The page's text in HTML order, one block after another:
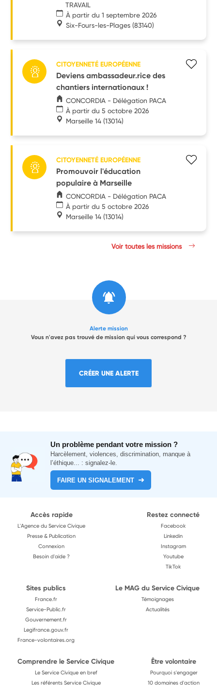
TRAVAIL
À partir du 1 septembre 2026
Six-Fours-les-Plages (83140)
CITOYENNETÉ EUROPÉENNE
Deviens ambassadeur.rice des
chantiers internationaux !
CONCORDIA - Délégation PACA
À partir du 5 octobre 2026
Marseille 14 (13014)
CITOYENNETÉ EUROPÉENNE
Promouvoir l'éducation
populaire à Marseille
CONCORDIA - Délégation PACA
À partir du 5 octobre 2026
Marseille 14 (13014)
Voir toutes les missions
Alerte mission
Vous n'avez pas trouvé de mission qui vous correspond ?
CRÉER UNE ALERTE
Un problème pendant votre mission ?
Harcèlement, violences, discrimination, manque à
l’éthique... : signalez-le.
FAIRE UN SIGNALEMENT
Accès rapide
L'Agence du Service Civique
Presse & Publication
Connexion
Besoin d'aide ?
Restez connecté
Facebook
Linkedin
Instagram
Youtube
TikTok
Sites publics
France.fr
Service-Public.fr
Gouvernement.fr
Legifrance.gouv.fr
France-volontaires.org
Le MAG du Service Civique
Témoignages
Actualités
Comprendre le Service Civique
Le Service Civique en bref
Les référents Service Civique
Être volontaire
Pourquoi s'engager
10 domaines d'action